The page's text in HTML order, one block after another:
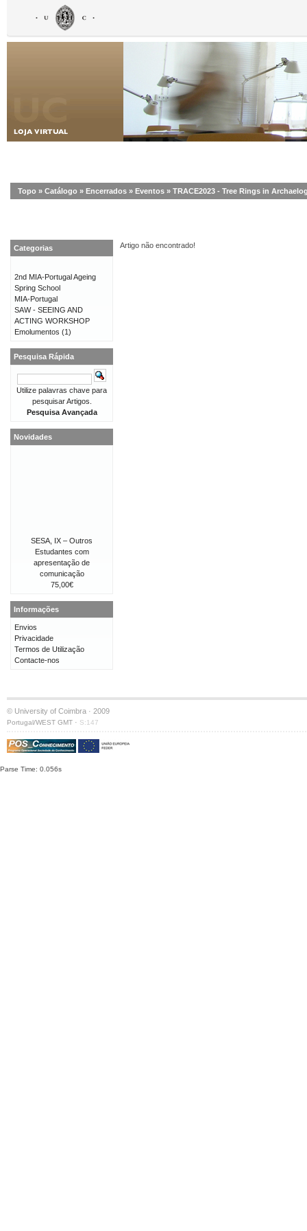
Topo » Catálogo » Encerrados » Eventos » TRACE2023 - Tree Rings in
Artigo não encontrado!
Categorias
2nd MIA-Portugal Ageing
Spring School
MIA-Portugal
SAW - SEEING AND
ACTING WORKSHOP
Emolumentos (1)
Pesquisa Rápida
Utilize palavras chave para
pesquisar Artigos.
Pesquisa Avançada
Novidades
SESA, IX – Outros
Estudantes com
apresentação de
comunicação
75,00€
Informações
Envios
Privacidade
Termos de Utilização
Contacte-nos
© University of Coimbra · 2009
Portugal/WEST GMT · S:147
Parse Time: 0.056s